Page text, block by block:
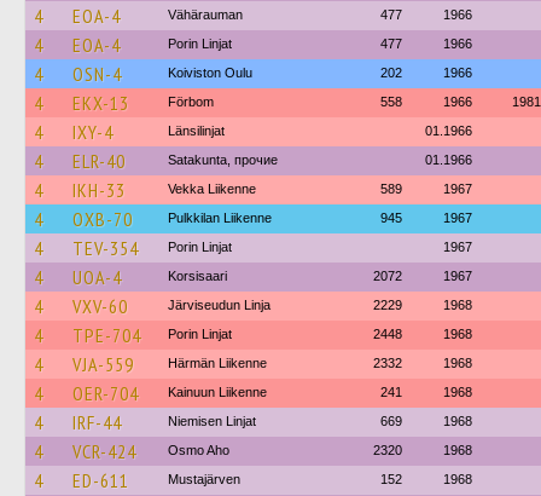
4 EOA-4 Vähärauman 477 1966
4 EOA-4 Porin Linjat 477 1966
4 OSN-4 Koiviston Oulu 202 1966
4 EKX-13 Förbom 558 1966 1981
4 IXY-4 Länsilinjat 01.1966
4 ELR-40 Satakunta, прочие 01.1966
4 IKH-33 Vekka Liikenne 589 1967
4 OXB-70 Pulkkilan Liikenne 945 1967
4 TEV-354 Porin Linjat 1967
4 UOA-4 Korsisaari 2072 1967
4 VXV-60 Järviseudun Linja 2229 1968
4 TPE-704 Porin Linjat 2448 1968
4 VJA-559 Härmän Liikenne 2332 1968
4 OER-704 Kainuun Liikenne 241 1968
4 IRF-44 Niemisen Linjat 669 1968
4 VCR-424 Osmo Aho 2320 1968
4 ED-611 Mustajärven 152 1968